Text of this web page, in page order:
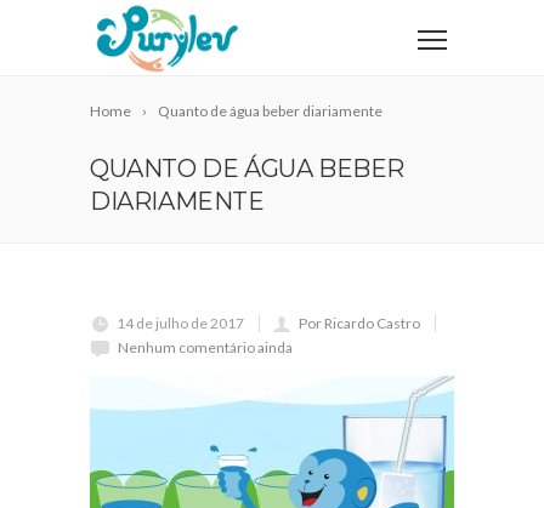
Home Quanto de água beber diariamente
QUANTO DE ÁGUA BEBER
DIARIAMENTE
14 de julho de 2017
Por Ricardo Castro
Nenhum comentário ainda